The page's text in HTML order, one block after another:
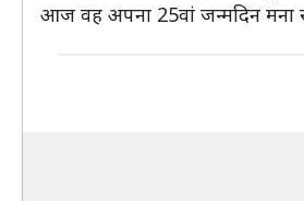
आज वह अपना 25वां जन्मदिन मना